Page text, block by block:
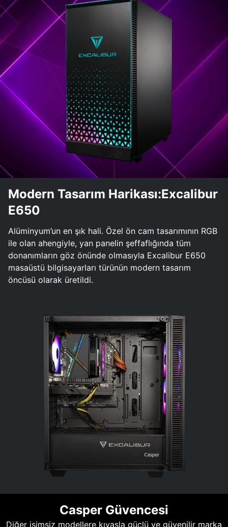
Modern Tasarım Harikası:Excalibur
E650
Alüminyum’un en şık hali. Özel ön cam tasarımının RGB
ile olan ahengiyle, yan panelin şeffaflığında tüm
donanımların göz önünde olmasıyla Excalibur E650
masaüstü bilgisayarları türünün modern tasarım
öncüsü olarak üretildi.
Casper Güvencesi
Diğer isimsiz modellere kıyasla güçlü ve güvenilir marka